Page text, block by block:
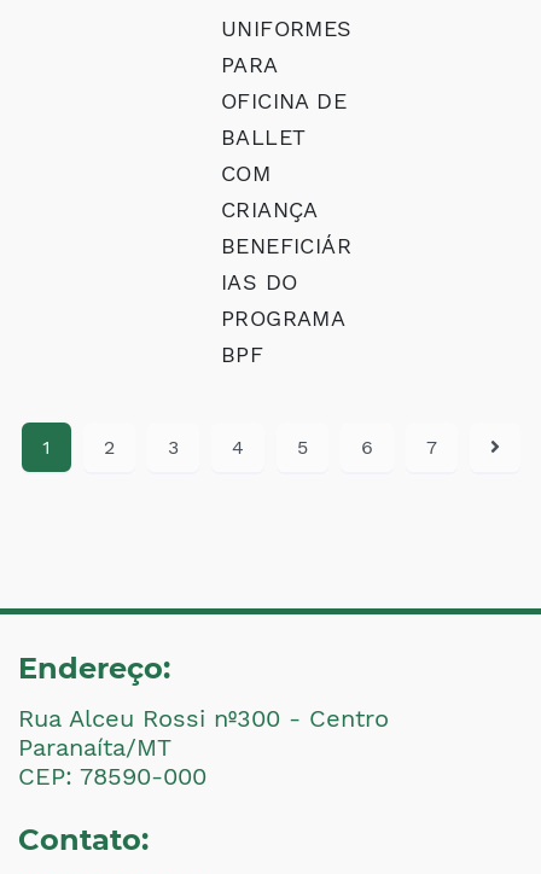
UNIFORMES
PARA
OFICINA DE
BALLET
COM
CRIANÇA
BENEFICIÁR
IAS DO
PROGRAMA
BPF
1 2 3 4 5 6 7
Endereço:
Rua Alceu Rossi nº300 - Centro
Paranaíta/MT
CEP: 78590-000
Contato: